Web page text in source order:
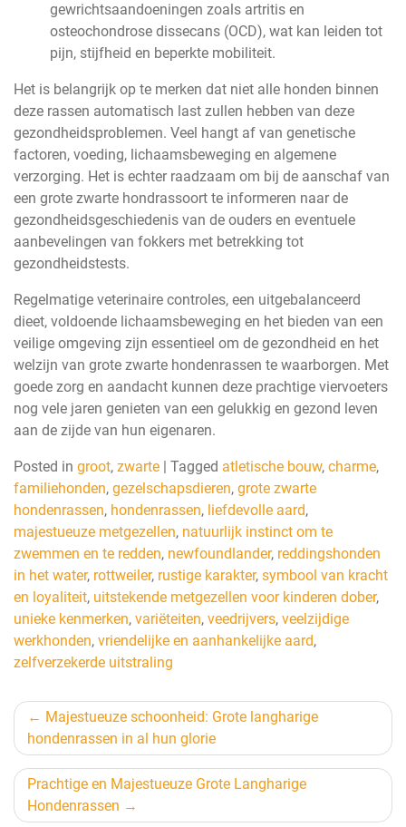
gewrichtsaandoeningen zoals artritis en
osteochondrose dissecans (OCD), wat kan leiden tot
pijn, stijfheid en beperkte mobiliteit.
Het is belangrijk op te merken dat niet alle honden binnen
deze rassen automatisch last zullen hebben van deze
gezondheidsproblemen. Veel hangt af van genetische
factoren, voeding, lichaamsbeweging en algemene
verzorging. Het is echter raadzaam om bij de aanschaf van
een grote zwarte hondrassoort te informeren naar de
gezondheidsgeschiedenis van de ouders en eventuele
aanbevelingen van fokkers met betrekking tot
gezondheidstests.
Regelmatige veterinaire controles, een uitgebalanceerd
dieet, voldoende lichaamsbeweging en het bieden van een
veilige omgeving zijn essentieel om de gezondheid en het
welzijn van grote zwarte hondenrassen te waarborgen. Met
goede zorg en aandacht kunnen deze prachtige viervoeters
nog vele jaren genieten van een gelukkig en gezond leven
aan de zijde van hun eigenaren.
Posted in groot, zwarte | Tagged atletische bouw, charme,
familiehonden, gezelschapsdieren, grote zwarte
hondenrassen, hondenrassen, liefdevolle aard,
majestueuze metgezellen, natuurlijk instinct om te
zwemmen en te redden, newfoundlander, reddingshonden
in het water, rottweiler, rustige karakter, symbool van kracht
en loyaliteit, uitstekende metgezellen voor kinderen dober,
unieke kenmerken, variëteiten, veedrijvers, veelzijdige
werkhonden, vriendelijke en aanhankelijke aard,
zelfverzekerde uitstraling
Berichtnavigatie
Majestueuze schoonheid: Grote langharige
hondenrassen in al hun glorie
Prachtige en Majestueuze Grote Langharige
Hondenrassen